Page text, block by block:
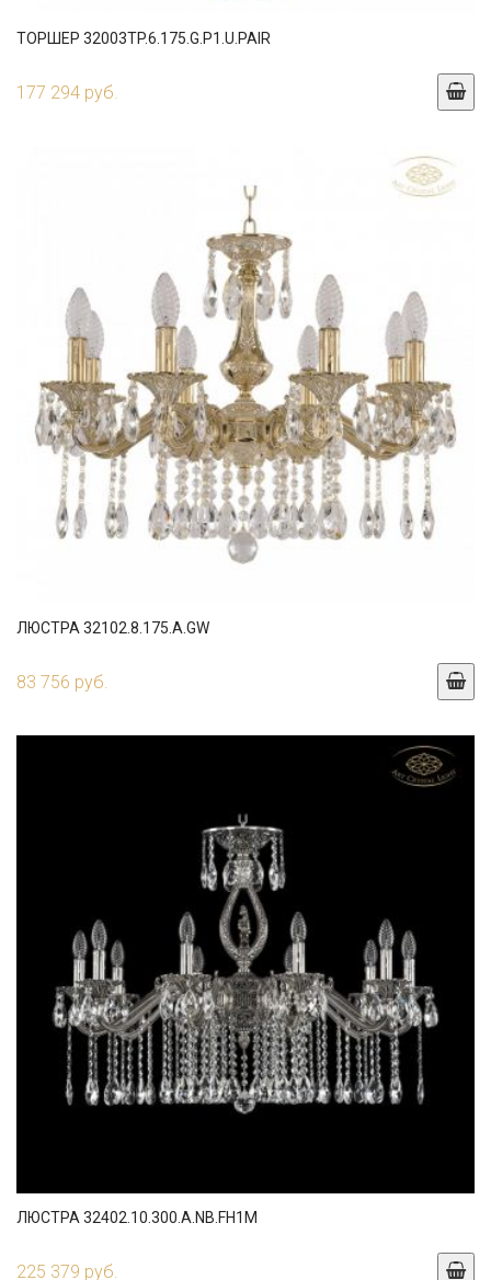
ТОРШЕР 32003TP.6.175.G.P1.U.PAIR
177 294 руб.
ЛЮСТРА 32102.8.175.A.GW
83 756 руб.
ЛЮСТРА 32402.10.300.A.NB.FH1M
225 379 руб.